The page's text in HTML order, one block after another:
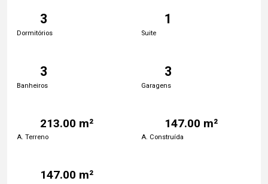
3
Dormitórios
1
Suite
3
Banheiros
3
Garagens
213.00 m²
A. Terreno
147.00 m²
A. Construída
147.00 m²